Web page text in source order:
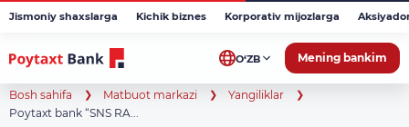
Jismoniy shaxslarga Kichik biznes Korporativ mijozlarga
O‘ZB Mening bankim
Bosh sahifa Matbuot markazi
Yangiliklar
Poytaxt bank “SNS RA...